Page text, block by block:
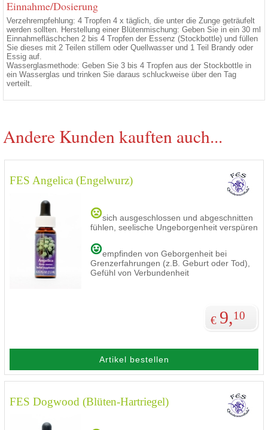
Einnahme/Dosierung
Verzehrempfehlung: 4 Tropfen 4 x täglich, die unter die Zunge geträufelt
werden sollten. Herstellung einer Blütenmischung: Geben Sie in ein 30 ml
Einnahmefläschchen 2 bis 4 Tropfen der Essenz (Stockbottle) und füllen
Sie dieses mit 2 Teilen stillem oder Quellwasser und 1 Teil Brandy oder
Essig auf.
Wasserglasmethode: Geben Sie 3 bis 4 Tropfen aus der Stockbottle in
ein Wasserglas und trinken Sie daraus schluckweise über den Tag
verteilt.
Andere Kunden kauften auch...
FES Angelica (Engelwurz)
sich ausgeschlossen und abgeschnitten
fühlen, seelische Ungeborgenheit verspüren
empfinden von Geborgenheit bei
Grenzerfahrungen (z.B. Geburt oder Tod),
Gefühl von Verbundenheit
€ 9,10
Artikel bestellen
FES Dogwood (Blüten-Hartriegel)